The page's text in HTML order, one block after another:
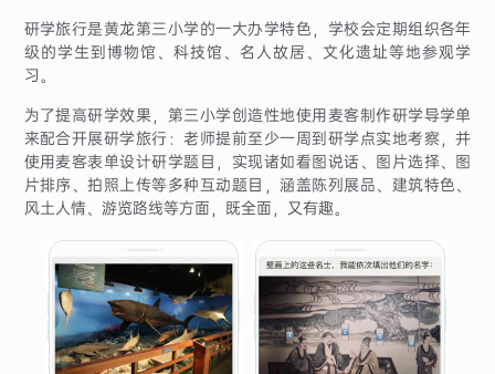
研学旅行是黄龙第三小学的一大办学特色，学校会定期组织各年
级的学生到博物馆、科技馆、名人故居、文化遗址等地参观学
习。
为了提高研学效果，第三小学创造性地使用麦客制作研学导学单
来配合开展研学旅行：老师提前至少一周到研学点实地考察，并
使用麦客表单设计研学题目，实现诸如看图说话、图片选择、图
片排序、拍照上传等多种互动题目，涵盖陈列展品、建筑特色、
风土人情、游览路线等方面，既全面，又有趣。